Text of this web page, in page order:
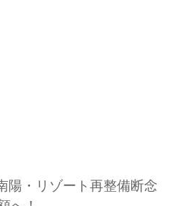
陽・リゾート再整備断念